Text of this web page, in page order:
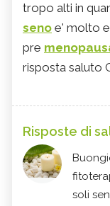
tropo alti in
seno e' molto
pre
risposta saluto
Risposte di
soli